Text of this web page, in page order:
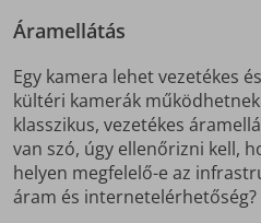
Áramellátás
Egy kamera lehet vezetékes
kültéri kamerák
klasszikus, vezetékes
van szó, úgy ellenőrizni kell,
helyen megfelelő-e az
áram és internetelérhetőség?